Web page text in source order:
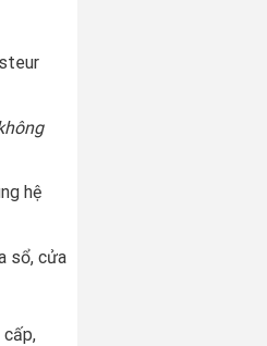
hệ
sổ, cửa
cấp,